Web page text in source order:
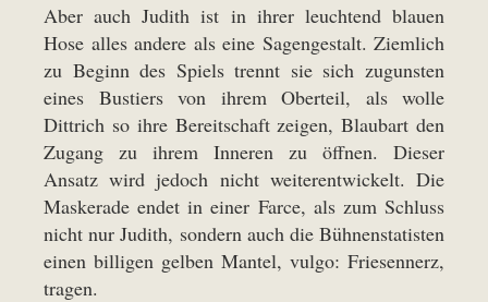
Aber auch Judith ist in ihrer leuchtend blauen
Hose alles andere als eine Sagengestalt. Ziemlich
zu Beginn des Spiels trennt sie sich zugunsten
eines Bustiers von ihrem Oberteil, als wolle
Dittrich so ihre Bereitschaft zeigen, Blaubart den
Zugang zu ihrem Inneren zu öffnen. Dieser
Ansatz wird jedoch nicht weiterentwickelt. Die
Maskerade endet in einer Farce, als zum Schluss
nicht nur Judith, sondern auch die Bühnenstatisten
einen billigen gelben Mantel, vulgo: Friesennerz,
tragen.